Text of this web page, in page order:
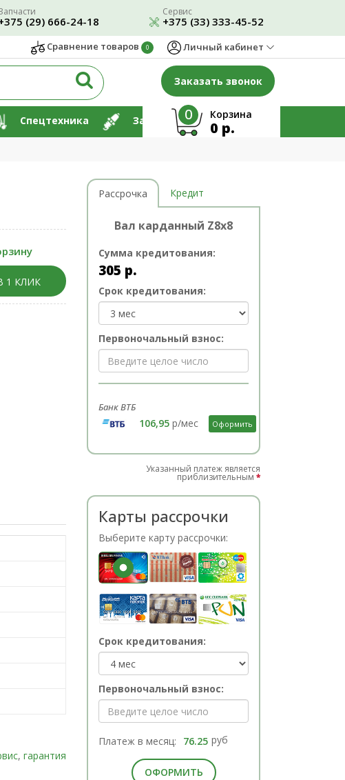
(29) 666-24-18
Сервис
+375 (33) 333-45-52
Сравнение товаров 0 Личный кабинет
Заказать звонок
Корзина
0
0 р.
Спецтехника Запчасти Ремонт
1 КЛИК
, гарантия
Рассрочка Кредит
Вал карданный Z8x8
Сумма кредитования:
305 р.
Срок кредитования:
Первоночальный взнос:
Банк ВТБ
106,95 р/мес Оформить
Указанный платеж является
приблизительным*
Карты рассрочки
Выберите карту рассрочки:
Срок кредитования:
Первоночальный взнос:
Платеж в месяц: 76.25 руб
ОФОРМИТЬ